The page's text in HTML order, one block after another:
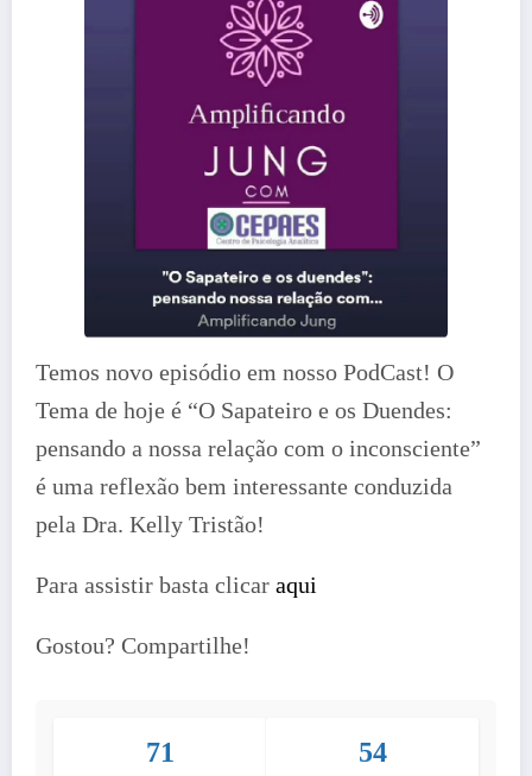
Temos novo episódio em nosso PodCast! O
Tema de hoje é “O Sapateiro e os Duendes:
pensando a nossa relação com o inconsciente”
é uma reflexão bem interessante conduzida
pela Dra. Kelly Tristão!
Para assistir basta clicar aqui
Gostou? Compartilhe!
71 54